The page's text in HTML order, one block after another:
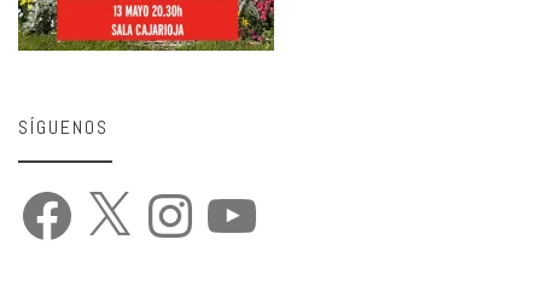
SÍGUENOS
Facebook Instagram YouTube